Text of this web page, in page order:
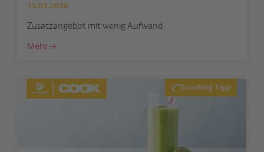
15.01.2026
Zusatzangebot mit wenig Aufwand
Mehr
Scouting Tipp